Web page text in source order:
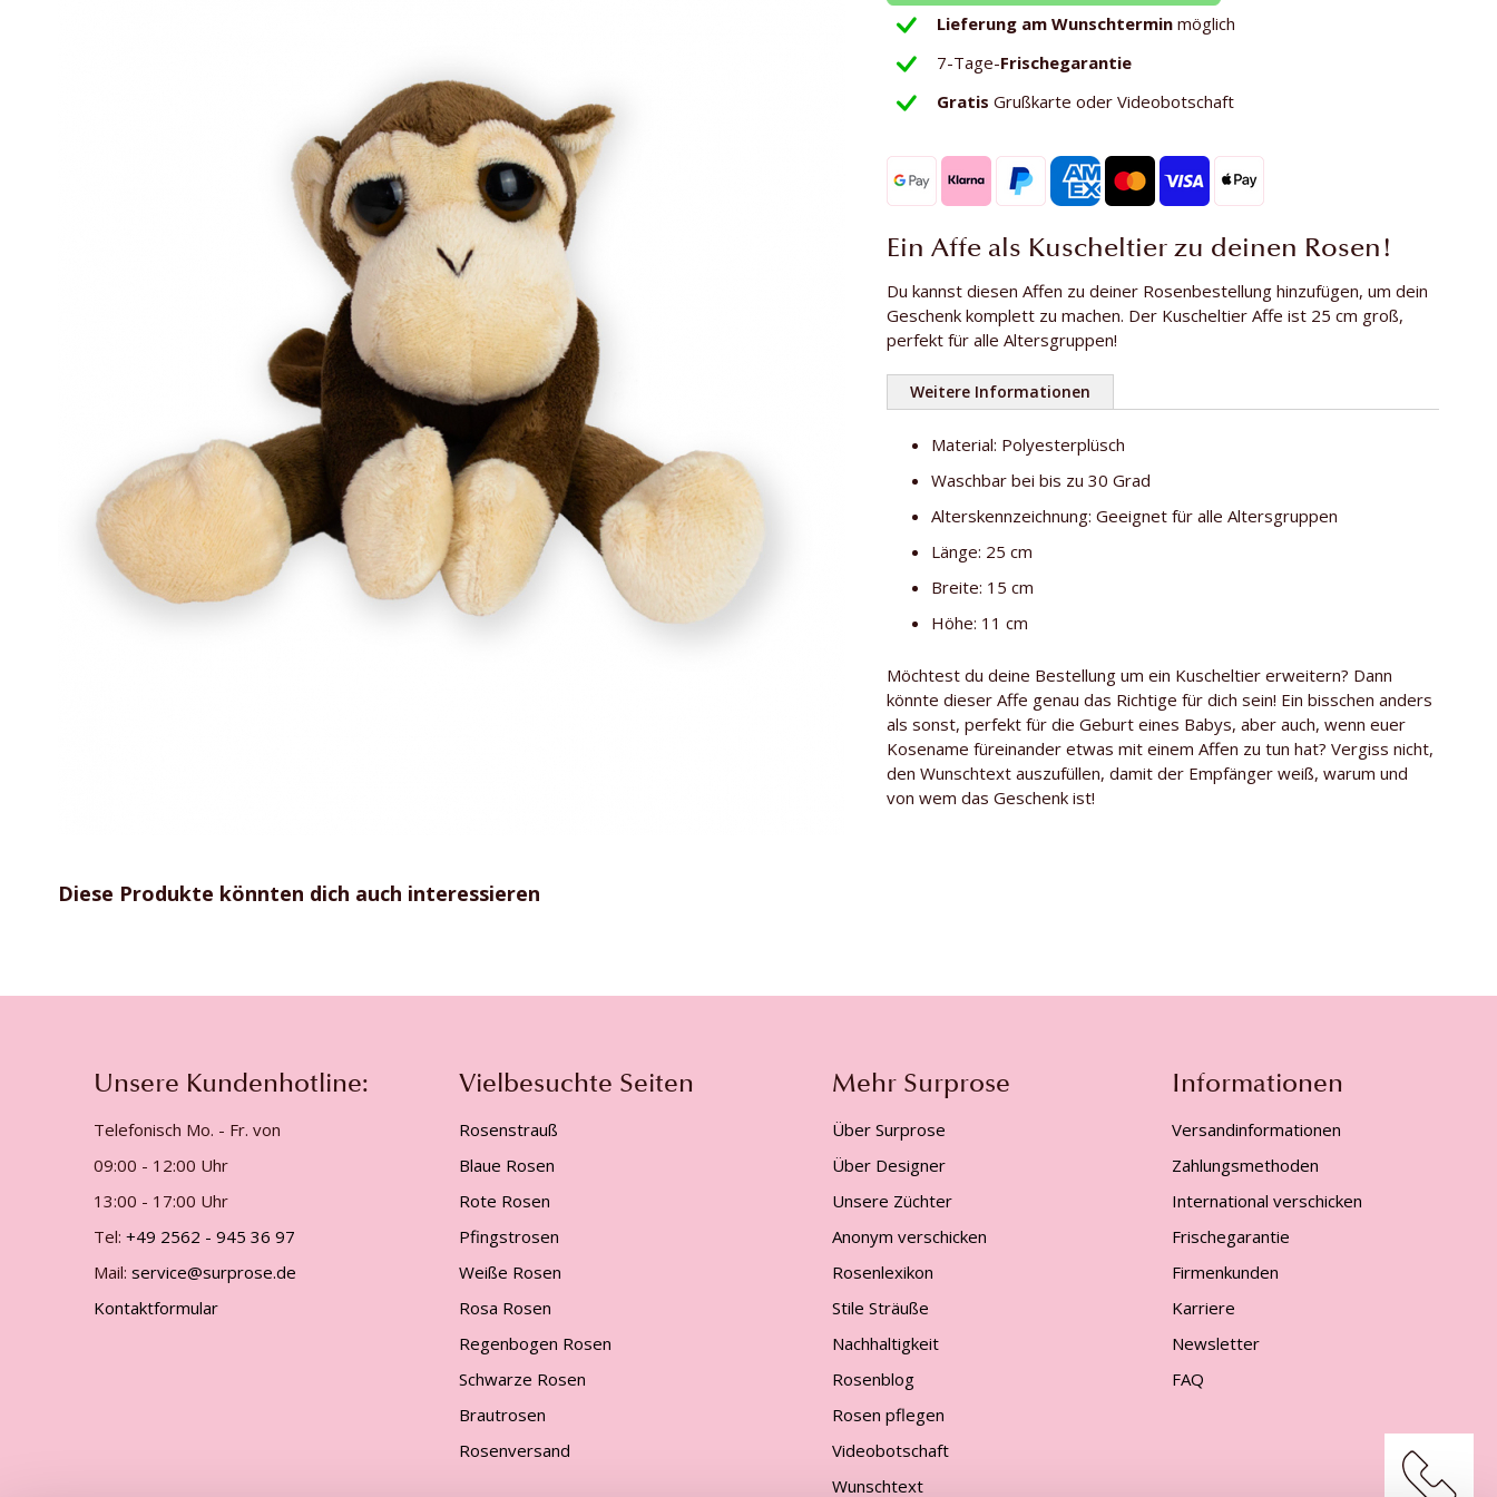
Lieferung am Wunschtermin möglich
7-Tage-Frischegarantie
Gratis Grußkarte oder Videobotschaft
Ein Affe als Kuscheltier zu deinen Rosen!
Du kannst diesen Affen zu deiner Rosenbestellung hinzufügen, um dein
Geschenk komplett zu machen. Der Kuscheltier Affe ist 25 cm groß,
perfekt für alle Altersgruppen!
Weitere Informationen
Material: Polyesterplüsch
Waschbar bei bis zu 30 Grad
Alterskennzeichnung: Geeignet für alle Altersgruppen
Länge: 25 cm
Breite: 15 cm
Höhe: 11 cm
Möchtest du deine Bestellung um ein Kuscheltier erweitern? Dann
könnte dieser Affe genau das Richtige für dich sein! Ein bisschen anders
als sonst, perfekt für die Geburt eines Babys, aber auch, wenn euer
Kosename füreinander etwas mit einem Affen zu tun hat? Vergiss nicht,
den Wunschtext auszufüllen, damit der Empfänger weiß, warum und
von wem das Geschenk ist!
der
Diese Produkte könnten dich auch interessieren
Unsere Kundenhotline:
Telefonisch Mo. - Fr. von
09:00 - 12:00 Uhr
13:00 - 17:00 Uhr
Tel: +49 2562 - 945 36 97
Mail: service@surprose.de
Kontaktformular
Vielbesuchte Seiten
Rosenstrauß
Blaue Rosen
Rote Rosen
Pfingstrosen
Weiße Rosen
Rosa Rosen
Regenbogen Rosen
Schwarze Rosen
Brautrosen
Rosenversand
Mehr Surprose
Über Surprose
Über Designer
Unsere Züchter
Anonym verschicken
Rosenlexikon
Stile Sträuße
Nachhaltigkeit
Rosenblog
Rosen pflegen
Videobotschaft
Wunschtext
Informationen
Versandinformationen
Zahlungsmethoden
International verschicken
Frischegarantie
Firmenkunden
Karriere
Newsletter
FAQ